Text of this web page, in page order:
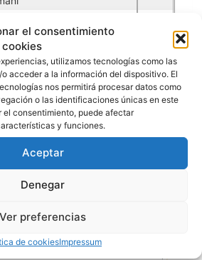
el consentimiento
utilizamos tecnologías como las
acceder a la información del dispositivo. El
nos permitirá procesar datos como
o las identificaciones únicas en este
el consentimiento, puede afectar
y funciones.
Aceptar
Denegar
Ver preferencias
de cookiesImpressum
FC Candelaria